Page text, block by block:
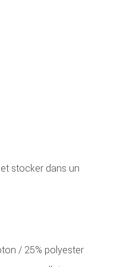
stocker dans un
/ 25% polyester